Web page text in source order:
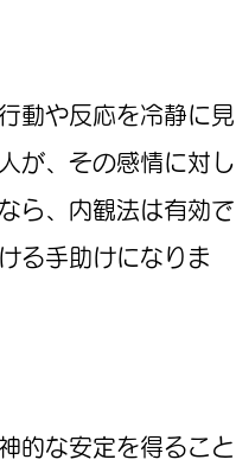
動や反応を冷静に見
が、その感情に対し
ら、内観法は有効で
る手助けになりま
的な安定を得ること